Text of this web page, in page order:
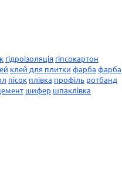
гідроізоляція гіпсокартон
клей для плитки фарба фарба
пісок плівка профіль ротбанд
шифер шпаклівка